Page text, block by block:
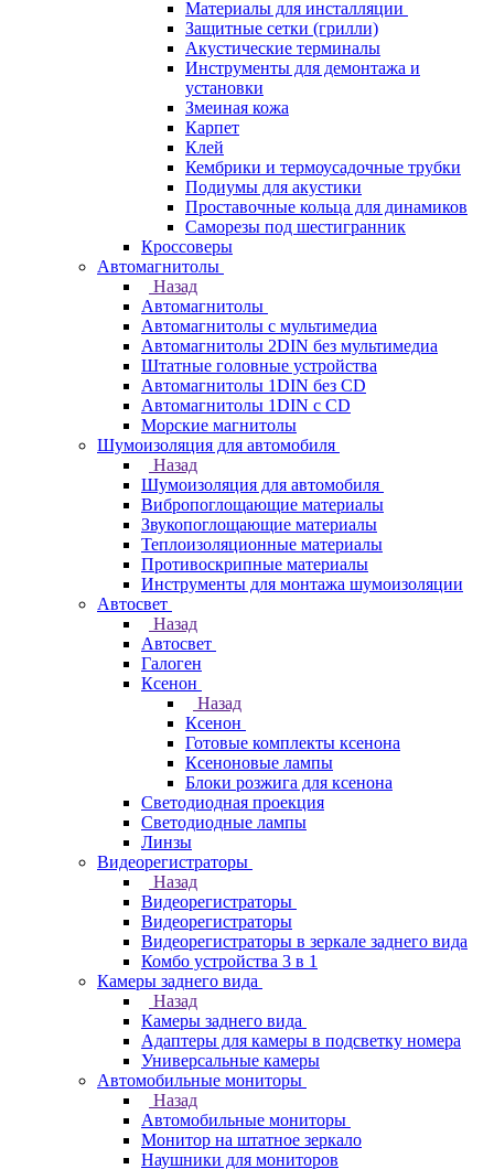
Материалы для инсталляции
Защитные сетки (грилли)
Акустические терминалы
Инструменты для демонтажа и
установки
Змеиная кожа
Карпет
Клей
Кембрики и термоусадочные трубки
Подиумы для акустики
Проставочные кольца для динамиков
Саморезы под шестигранник
Кроссоверы
Автомагнитолы
Назад
Автомагнитолы
Автомагнитолы с мультимедиа
Автомагнитолы 2DIN без мультимедиа
Штатные головные устройства
Автомагнитолы 1DIN без CD
Автомагнитолы 1DIN с CD
Морские магнитолы
Шумоизоляция для автомобиля
Назад
Шумоизоляция для автомобиля
Вибропоглощающие материалы
Звукопоглощающие материалы
Теплоизоляционные материалы
Противоскрипные материалы
Инструменты для монтажа шумоизоляции
Автосвет
Назад
Автосвет
Галоген
Ксенон
Назад
Ксенон
Готовые комплекты ксенона
Ксеноновые лампы
Блоки розжига для ксенона
Светодиодная проекция
Светодиодные лампы
Линзы
Видеорегистраторы
Назад
Видеорегистраторы
Видеорегистраторы
Видеорегистраторы в зеркале заднего вида
Комбо устройства 3 в 1
Камеры заднего вида
Назад
Камеры заднего вида
Адаптеры для камеры в подсветку номера
Универсальные камеры
Автомобильные мониторы
Назад
Автомобильные мониторы
Монитор на штатное зеркало
Наушники для мониторов